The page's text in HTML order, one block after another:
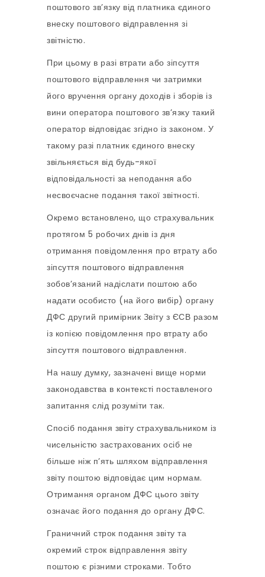
поштового зв’язку від платника єдиного
внеску поштового відправлення зі
звітністю.
При цьому в разі втрати або зіпсуття
поштового відправлення чи затримки
його вручення органу доходів і зборів із
вини оператора поштового зв’язку такий
оператор відповідає згідно із законом. У
такому разі платник єдиного внеску
звільняється від будь-якої
відповідальності за неподання або
несвоєчасне подання такої звітності.
Окремо встановлено, що страхувальник
протягом 5 робочих днів із дня
отримання повідомлення про втрату або
зіпсуття поштового відправлення
зобов’язаний надіслати поштою або
надати особисто (на його вибір) органу
ДФС другий примірник Звіту з ЄСВ разом
із копією повідомлення про втрату або
зіпсуття поштового відправлення.
На нашу думку, зазначені вище норми
законодавства в контексті поставленого
запитання слід розуміти так.
Спосіб подання звіту страхувальником із
чисельністю застрахованих осіб не
більше ніж п’ять шляхом відправлення
звіту поштою відповідає цим нормам.
Отримання органом ДФС цього звіту
означає його подання до органу ДФС.
Граничний строк подання звіту та
окремий строк відправлення звіту
поштою є різними строками. Тобто